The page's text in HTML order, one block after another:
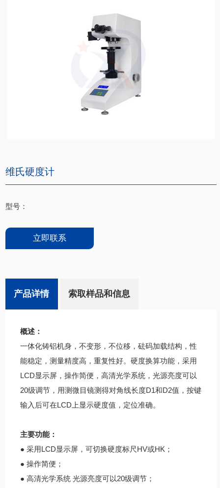
维氏硬度计
型号：
立即联系
产品详情 索取样品和信息
概述：
一体化铸铝机身，不变形，不位移，砝码加载结构，性
能稳定，测量精度高，重复性好。硬度换算功能，采用
LCD显示屏，操作简便，高清光学系统，光源亮度可以
20级调节，用测微目镜测得对角线长度D1和D2值，按键
输入后可在LCD上显示硬度值，定位准确。
主要功能：
● 采用LCD显示屏，可切换硬度标尺HV或HK；
● 操作简便；
● 高清光学系统 光源亮度可以20级调节；